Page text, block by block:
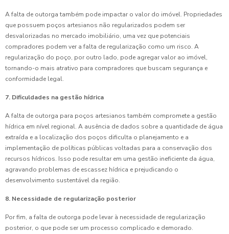
A falta de outorga também pode impactar o valor do imóvel. Propriedades
que possuem poços artesianos não regularizados podem ser
desvalorizadas no mercado imobiliário, uma vez que potenciais
compradores podem ver a falta de regularização como um risco. A
regularização do poço, por outro lado, pode agregar valor ao imóvel,
tornando-o mais atrativo para compradores que buscam segurança e
conformidade legal.
7. Dificuldades na gestão hídrica
A falta de outorga para poços artesianos também compromete a gestão
hídrica em nível regional. A ausência de dados sobre a quantidade de água
extraída e a localização dos poços dificulta o planejamento e a
implementação de políticas públicas voltadas para a conservação dos
recursos hídricos. Isso pode resultar em uma gestão ineficiente da água,
agravando problemas de escassez hídrica e prejudicando o
desenvolvimento sustentável da região.
8. Necessidade de regularização posterior
Por fim, a falta de outorga pode levar à necessidade de regularização
posterior, o que pode ser um processo complicado e demorado.